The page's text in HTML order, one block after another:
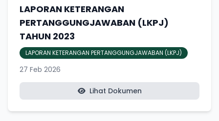
LAPORAN KETERANGAN
PERTANGGUNGJAWABAN (LKPJ)
TAHUN 2023
LAPORAN KETERANGAN PERTANGGUNGJAWABAN (LKPJ)
27 Feb 2026
Lihat Dokumen